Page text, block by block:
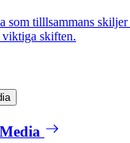
som tilllsammans
skiften.